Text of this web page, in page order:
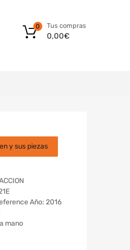
Tus compras
0,00€
0
y sus piezas
Año: 2016
mano